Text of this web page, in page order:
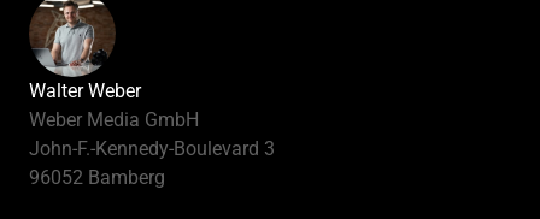
Walter Weber
Weber Media GmbH
John-F.-Kennedy-Boulevard 3
96052 Bamberg